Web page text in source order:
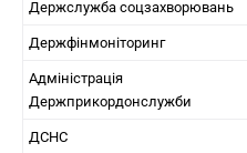
Держслужба соцзахворювань
Держфінмоніторинг
Адміністрація
Держприкордонслужби
ДСНС